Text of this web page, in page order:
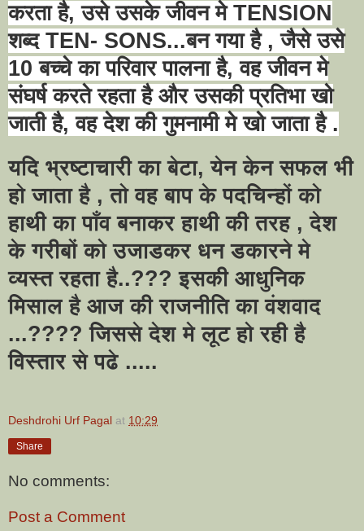
करता है,उसे उसके जीवन मे TENSION
शब्द TEN- SONS...बन गया है ,जैसे उसे
10बच्चे का परिवार पालना है,वह जीवन मे
संघर्ष करते रहता है और उसकी प्रतिभा खो
जाती है,वह देश की गुमनामी मे खो जाता है .
यदि भ्रष्टाचारी का बेटा,येन केन सफल भी
हो जाता है ,तो वह बाप के पदचिन्हों को
हाथी का पाँव बनाकर हाथी की तरह ,देश
के गरीबों को उजाडकर धन डकारने मे
व्यस्त रहता है..???इसकी आधुनिक
मिसाल है आज की राजनीति का वंशवाद
...????जिससे देश मे लूट हो रही है
विस्तार से पढे .....
Deshdrohi Urf Pagal at 10:29
Share
No comments:
Post a Comment